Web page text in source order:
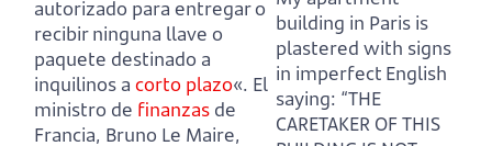
autorizado para entregar o
recibir ninguna llave o
paquete destinado a
inquilinos a corto plazo«. El
ministro de finanzas de
Francia, Bruno Le Maire,
building in Paris is
plastered with signs
in imperfect English
saying: “THE
CARETAKER OF THIS